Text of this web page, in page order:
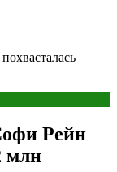
Рейн
млн